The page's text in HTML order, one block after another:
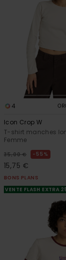
4
Icon Crop W
T-shirt manches
Femme
35,00 € 55%
15,75 €
BONS PLANS
VENTE FLASH EXTRA